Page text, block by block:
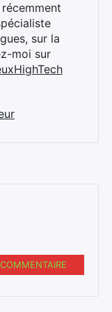
sur la
moi sur